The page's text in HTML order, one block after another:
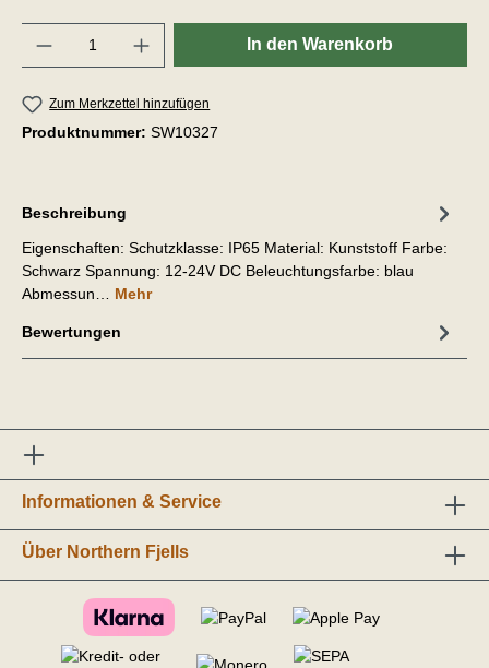
In den Warenkorb
Zum Merkzettel hinzufügen
Produktnummer: SW10327
Beschreibung
Eigenschaften: Schutzklasse: IP65 Material: Kunststoff Farbe:
Schwarz Spannung: 12-24V DC Beleuchtungsfarbe: blau
Abmessun… Mehr
Bewertungen
Informationen & Service
Über Northern Fjells